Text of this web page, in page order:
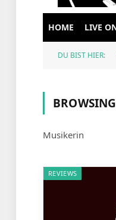
HOME LIVE
DU BIST HIER:
Musikerin
REVIEWS